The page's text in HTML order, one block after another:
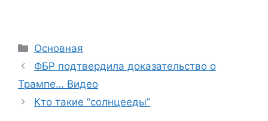
Рубрики
Основная
ФБР подтвердила доказательство о
Трампе… Видео
Кто такие “солнцееды”